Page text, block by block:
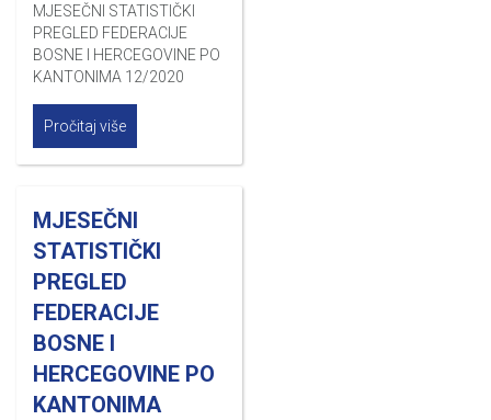
MJESEČNI STATISTIČKI
PREGLED FEDERACIJE
BOSNE I HERCEGOVINE PO
KANTONIMA 12/2020
Pročitaj više
MJESEČNI
STATISTIČKI
PREGLED
FEDERACIJE
BOSNE I
HERCEGOVINE PO
KANTONIMA